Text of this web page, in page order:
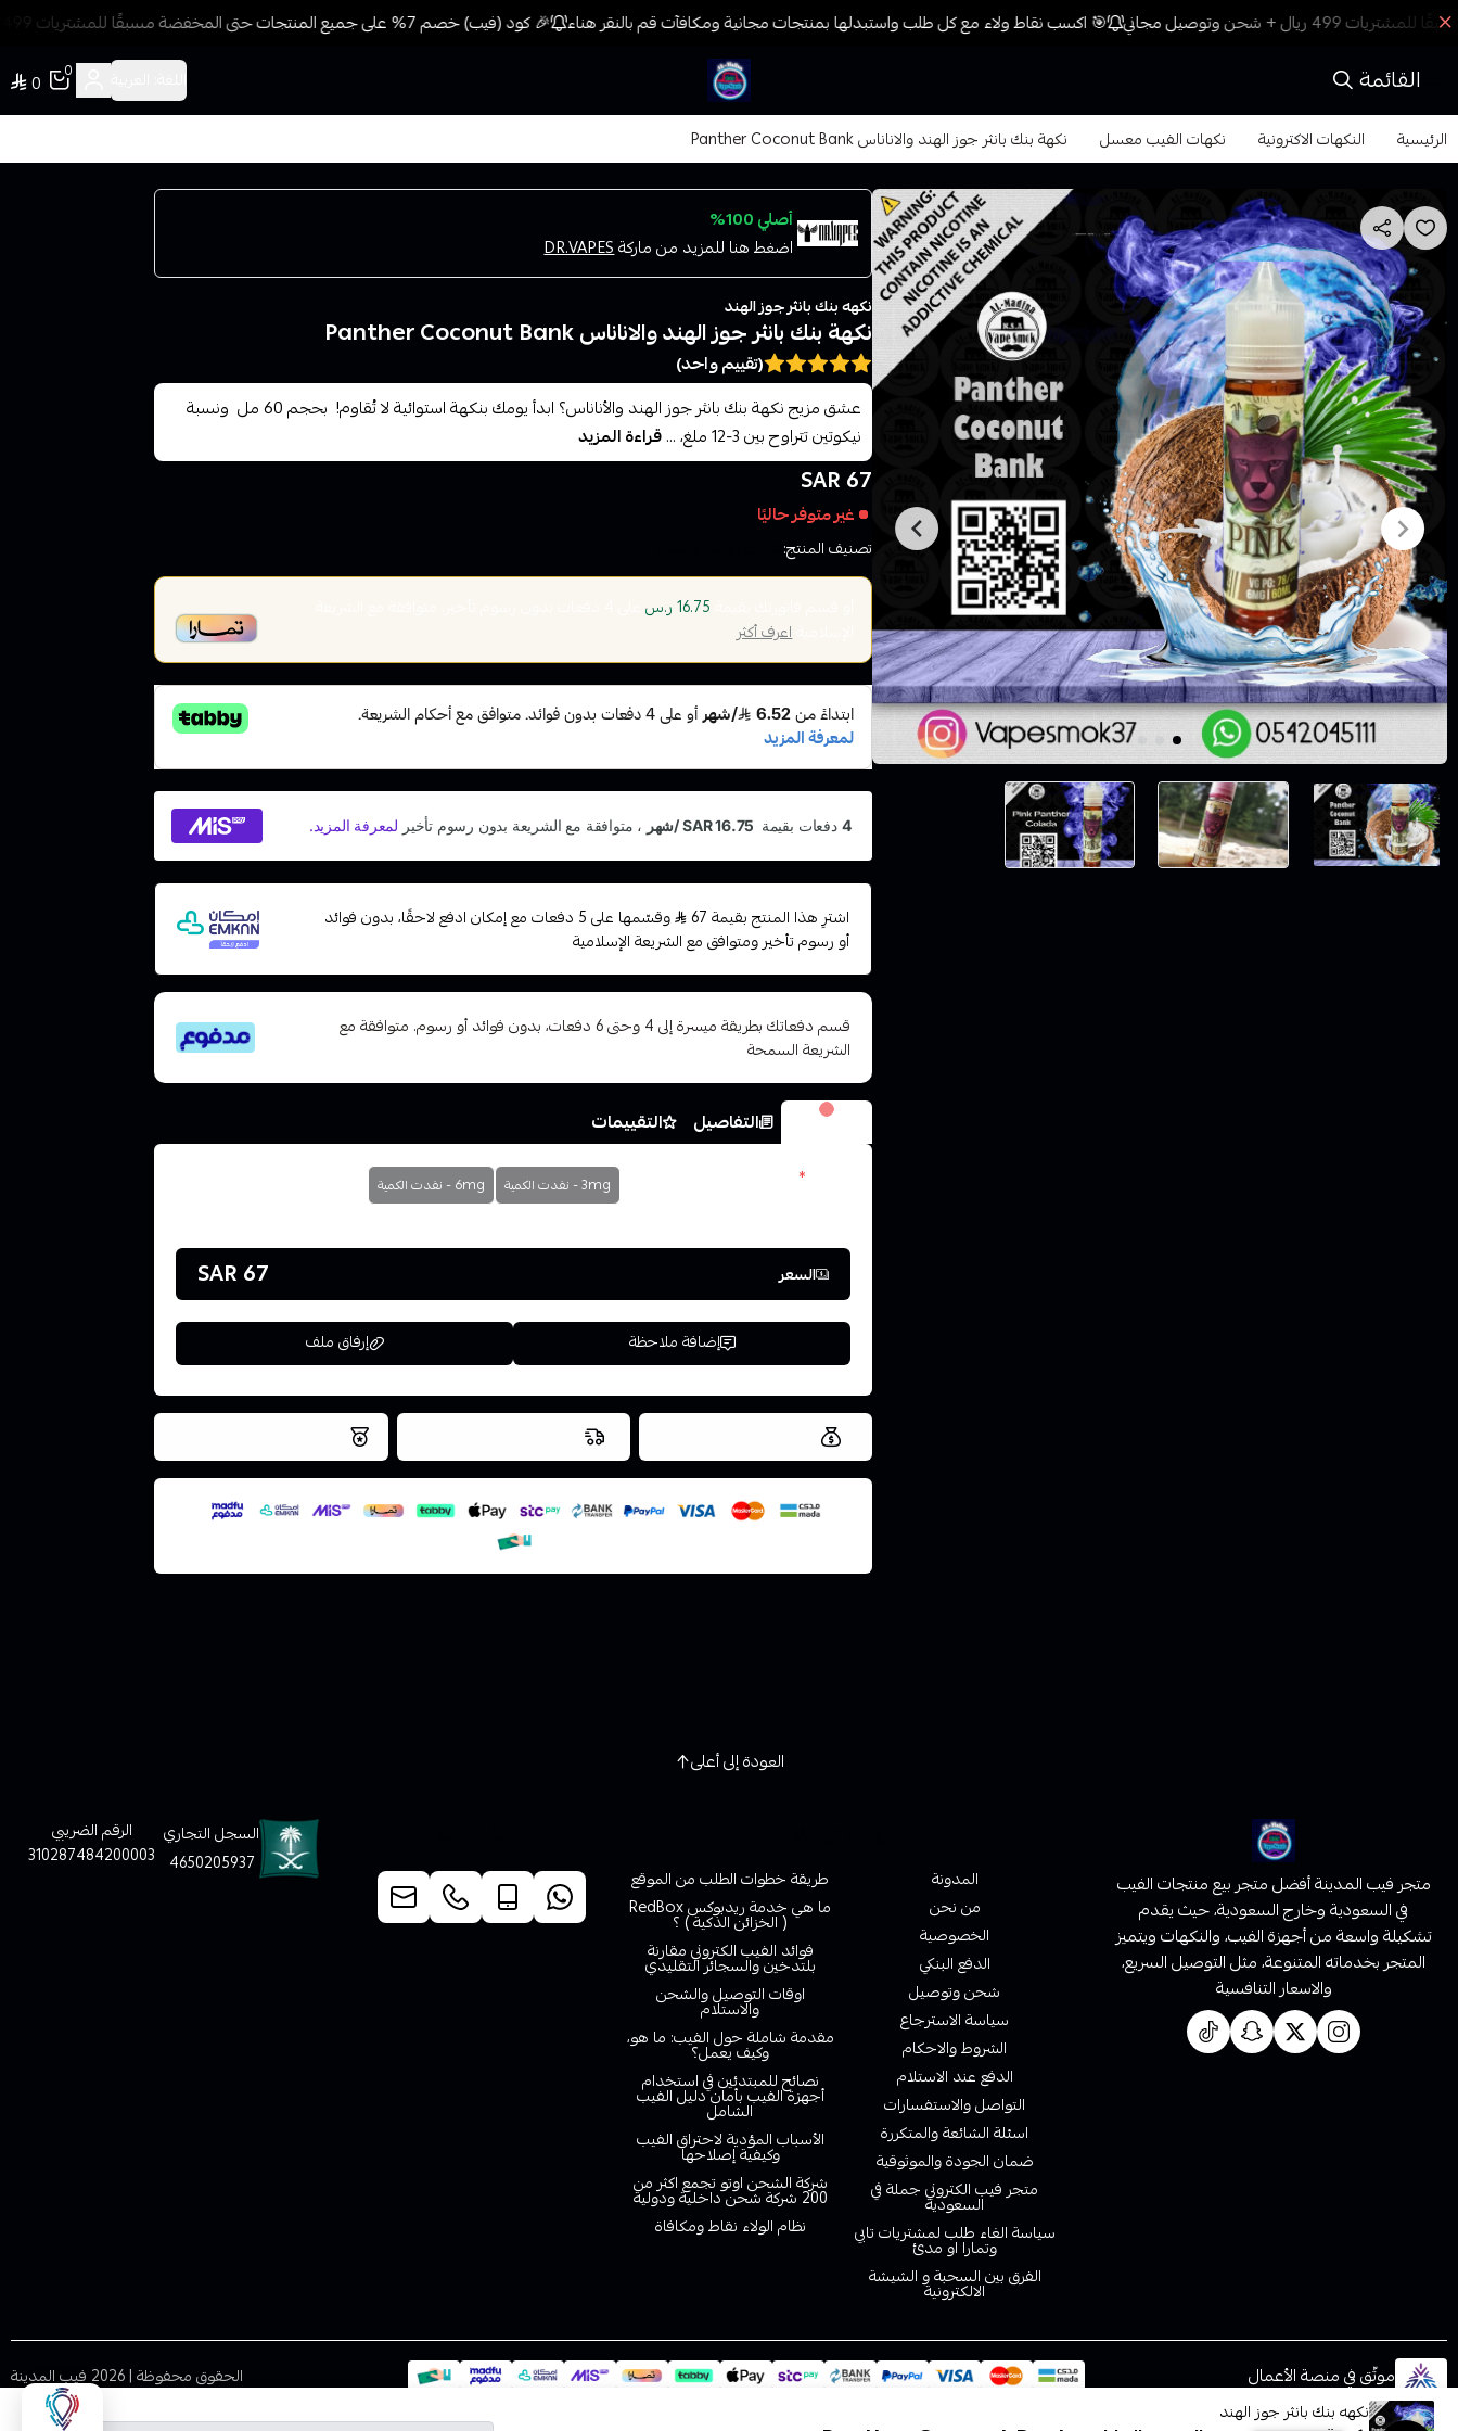
🎯 اكسب نقاط ولاء مع كل طلب واستبدلها بمنتجات مجانية ومكافآت قم بالنقر هناء 🎉 كود (فيب) خصم 7% على جميع المنتجات حتى المخفضة مسبقًا للمشتريات 499 ريال + شحن وتوصيل مجاني
القائمة فيب المدينة
0
0
الرئيسية النكهات الاكترونية نكهات الفيب معسل نكهة بنك بانثر جوز الهند والاناناس Panther Coconut Bank
أصلي 100%
اضغط هنا للمزيد من ماركةDR.VAPES
نكهه بنك بانثر جوز الهند
نكهة بنك بانثر جوز الهند والاناناس Panther Coconut Bank
(تقييم واحد)
عشق مزيج نكهة بنك بانثر جوز الهند والأناناس؟ ابدأ يومك بنكهة استوائية لا تُقاوم! بحجم 60 مل ونسبة
نيكوتين تتراوح بين 3-12 ملغ، ...
قراءة المزيد
67 SAR
غير متوفر حاليًا
تصنيف المنتج:
16.75 ر.س على
الإسلاميةاعرف أكثر
اشترِ هذا المنتج بقيمة 67
وقسّمها على 5 دفعات مع إمكان ادفع لاحقًا، بدون فوائد
أو رسوم تأخير ومتوافق مع الشريعة الإسلامية
قسم دفعاتك بطريقة ميسرة إلى 4 وحتى 6 دفعات، بدون فوائد أو رسوم. متوافقة مع
الشريعة السمحة
نكهه بنك بانثر جوز الهند
الخيارات التفاصيل التقييمات
* 3mg - نفدت الكمية 6mg - نفدت الكمية
السعر 67 SAR
إضافة ملاحظة إرفاق ملف
اسحب و افلت الملف هنا
استعراض
العروض والشحن مجاني نتميز بلجودة والتخزين الامن
العودة إلى أعلى
متجر فيب المدينة أفضل متجر بيع منتجات الفيب
في السعودية وخارج السعودية، حيث يقدم
تشكيلة واسعة من أجهزة الفيب، والنكهات ويتميز
المتجر بخدماته المتنوعة، مثل التوصيل السريع،
والاسعار التنافسية
المدونة
من نحن
الخصوصية
الدفع البنكي
شحن وتوصيل
سياسة الاسترجاع
الشروط والاحكام
الدفع عند الاستلام
التواصل والاستفسارات
اسئلة الشائعة والمتكررة
ضمان الجودة والموثوقية
متجر فيب الكتروني جملة في
السعودية
سياسة الغاء طلب لمشتريات تابي
وتمارا او مدئ
الفرق بين السحبة و الشيشة
الالكترونية
طريقة خطوات الطلب من الموقع
ما هي خدمة ريدبوكس RedBox
( الخزائن الذكية ) ؟
فوائد الفيب الكتروني مقارنة
بلتدخين والسجائر التقليدي
اوقات التوصيل والشحن
والاستلام
مقدمة شاملة حول الفيب: ما هو،
وكيف يعمل؟
نصائح للمبتدئين في استخدام
أجهزة الفيب بأمان دليل الفيب
الشامل
الأسباب المؤدية لاحتراق الفيب
وكيفية إصلاحها
شركة الشحن اوتو تجمع اكثر من
200 شركة شحن داخلية ودولية
نظام الولاء نقاط ومكافاة
السجل التجاري
4650205937
الرقم الضريبي
310287484200003
موثّق في منصة الأعمال الحقوق محفوظة | 2026 فيب المدينة